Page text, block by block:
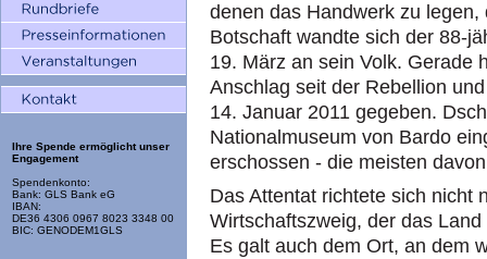
Ihre Spende ermöglicht unser
Engagement
Spendenkonto:
Bank: GLS Bank eG
IBAN:
DE36 4306 0967 8023 3348 00
BIC: GENODEM1GLS
denen das Handwerk zu
Botschaft wandte sich der 88-
19. März an sein Volk. Gerade
Anschlag seit der Rebellion
14. Januar 2011 gegeben.
Nationalmuseum von Bardo
erschossen - die meisten
Das Attentat richtete sich nicht
Wirtschaftszweig, der das
Es galt auch dem Ort, an dem